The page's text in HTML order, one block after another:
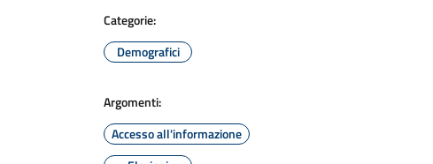
Categorie:
Demografici
Argomenti:
Accesso all'informazione